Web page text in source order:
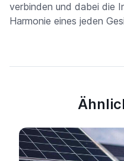
verbinden und dabei die
Harmonie eines jeden